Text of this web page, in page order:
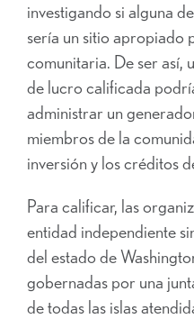
investigando si alguna
sería un sitio apropiado
comunitaria. De ser así,
de lucro calificada
administrar un
miembros de la
inversión y los créditos
Para calificar, las
entidad independiente
del estado de
gobernadas por una
de todas las islas